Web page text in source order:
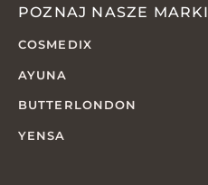
POZNAJ NASZE MARKI
COSMEDIX
AYUNA
BUTTERLONDON
YENSA